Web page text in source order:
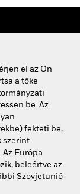
el az Ön
a tőke
be. Az
fekteti be,
szerint
Az Európa
beleértve az
Szovjetunió